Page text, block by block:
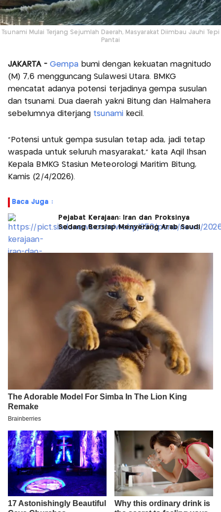
Tsunami Mulai Terjang Sejumlah Daerah, Masyarakat Diimbau Jauhi Tepi
Pantai
JAKARTA - Gempabumi dengan kekuatan magnitudo
(M) 7,6 mengguncang Sulawesi Utara. BMKG
mencatat adanya potensi terjadinya gempa susulan
dan tsunami. Dua daerah yakni Bitung dan Halmahera
sebelumnya diterjang tsunami kecil.
“Potensi untuk gempa susulan tetap ada, jadi tetap
waspada untuk seluruh masyarakat,” kata Aqil Ihsan
Kepala BMKG Stasiun Meteorologi Maritim Bitung,
Kamis (2/4/2026).
Baca Juga :
Pejabat Kerajaan: Iran dan Proksinya
Sedang Bersiap Menyerang Arab Saudi